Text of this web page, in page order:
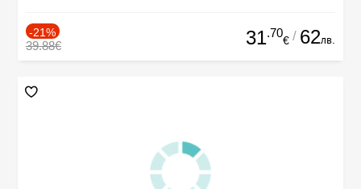
-21%
39.88€ 31.70
€ / 62лв.